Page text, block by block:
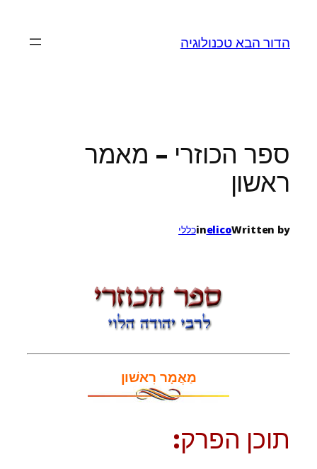
הדור הבא טכנולוגיה
ספר הכוזרי – מאמר
ראשון
Written by
elico
inכללי
מַאֲמָר רִאשׁון
תוכן הפרק: